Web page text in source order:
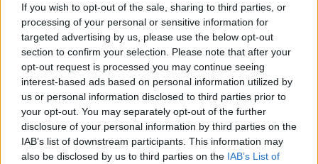
If you wish to opt-out of the sale, sharing to third parties, or
processing of your personal or sensitive information for
targeted advertising by us, please use the below opt-out
section to confirm your selection. Please note that after your
opt-out request is processed you may continue seeing
interest-based ads based on personal information utilized by
us or personal information disclosed to third parties prior to
your opt-out. You may separately opt-out of the further
disclosure of your personal information by third parties on the
IAB’s list of downstream participants. This information may
also be disclosed by us to third parties on the IAB’s List of
Matteo Pellegrino
Matteo Pellegrino ha organizzato una sfilata
pop-up nei vicoli del Quartieri Spagnoli per
promuovere giovani designer; è editorialista
moda che cura rubriche su artigianato e
tendenze locali. Nato a Napoli, conserva
bozze di pattern e appunti presi nelle sartorie
di via Toledo.